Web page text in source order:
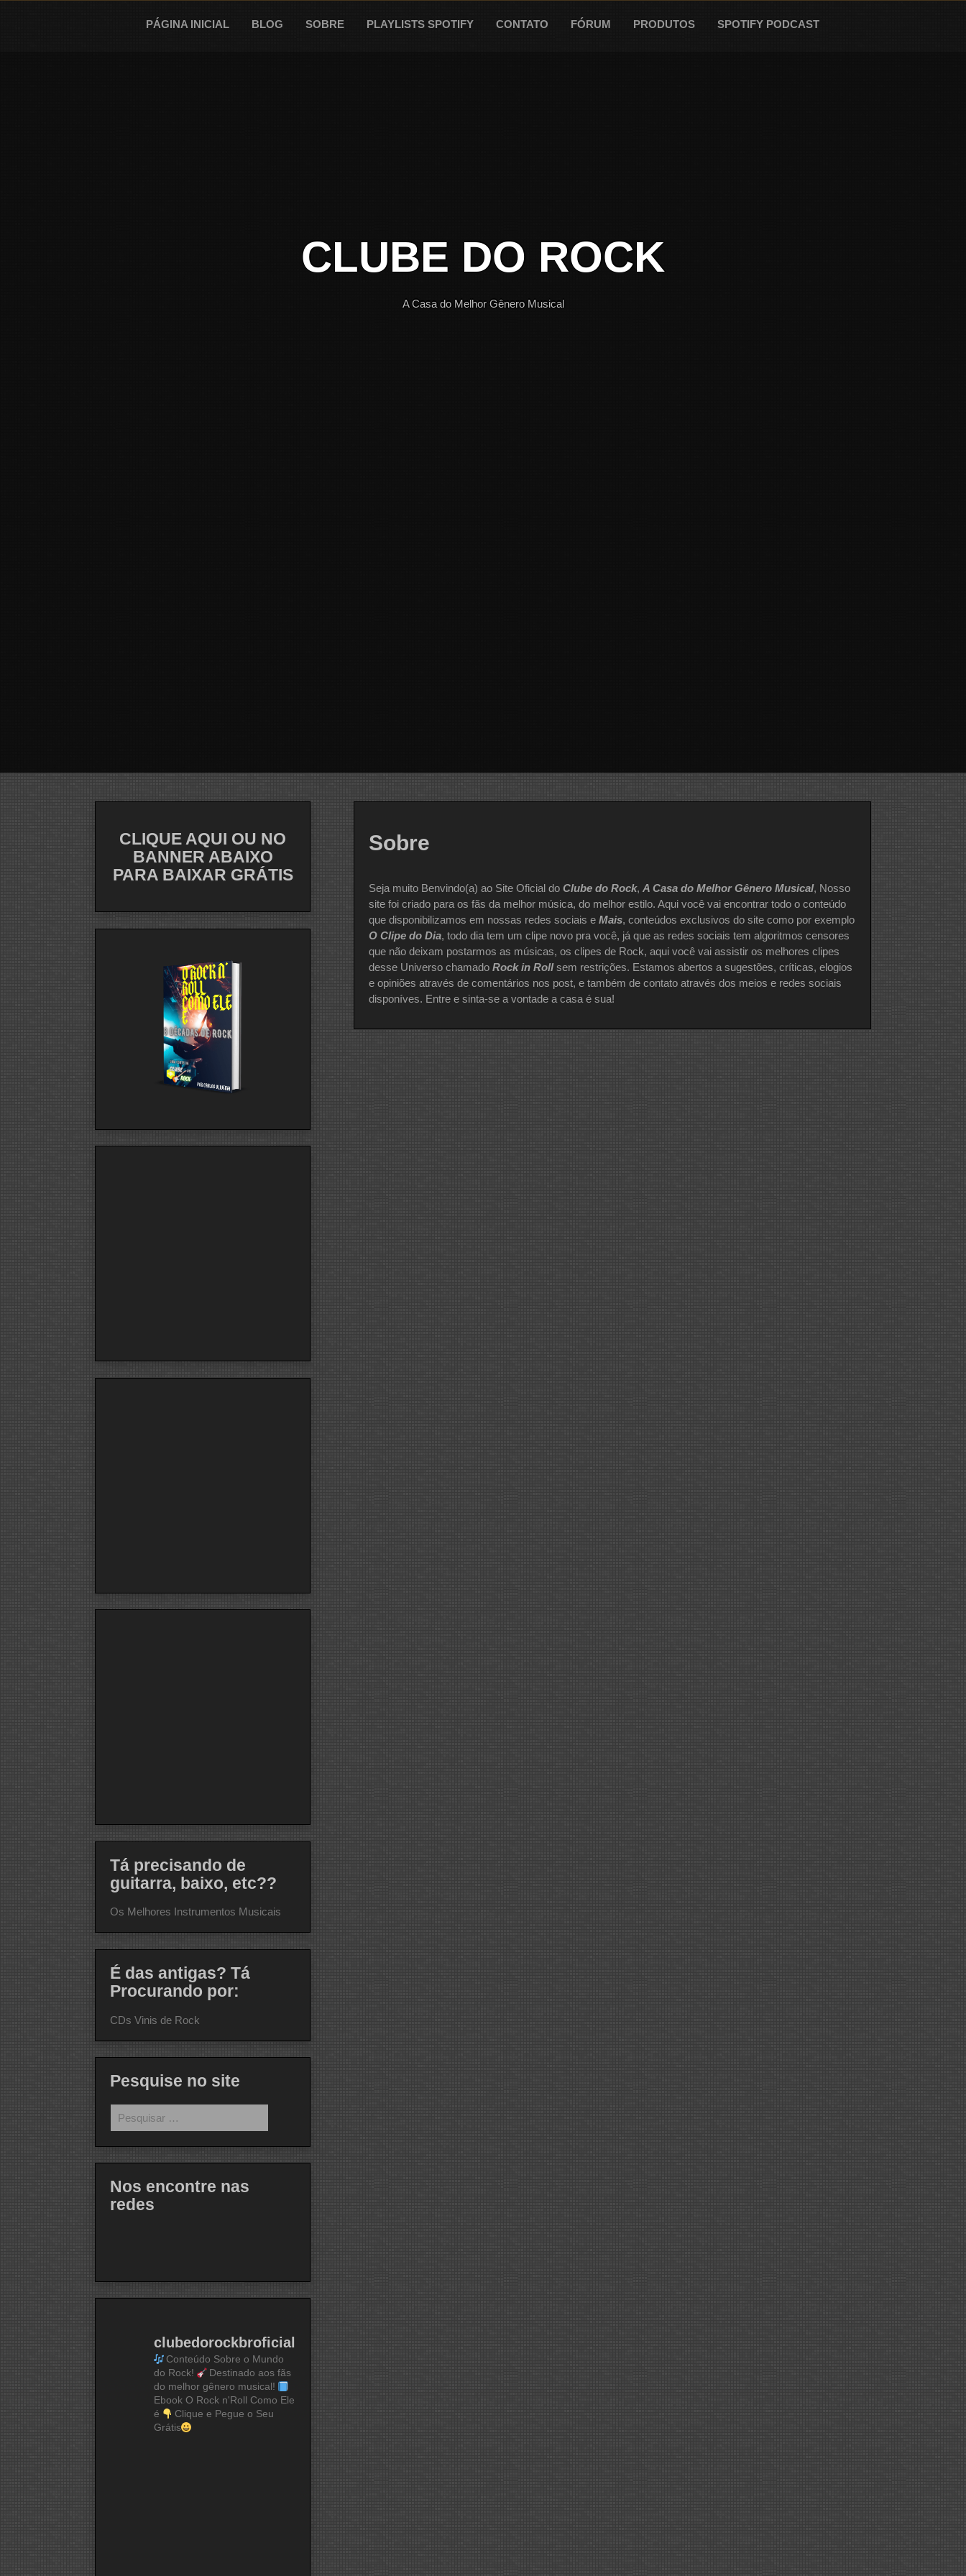
PÁGINA INICIAL BLOG SOBRE PLAYLISTS SPOTIFY CONTATO FÓRUM PRODUTOS SPOTIFY PODCAST
CLUBE DO ROCK
A Casa do Melhor Gênero Musical
Sobre
Seja muito Benvindo(a) ao Site Oficial do Clube do Rock, A Casa do Melhor Gênero Musical, Nosso
site foi criado para os fãs da melhor música, do melhor estilo. Aqui você vai encontrar todo o conteúdo
que disponibilizamos em nossas redes sociais e Mais, conteúdos exclusivos do site como por exemplo
O Clipe do Dia, todo dia tem um clipe novo pra você, já que as redes sociais tem algoritmos censores
que não deixam postarmos as músicas, os clipes de Rock, aqui você vai assistir os melhores clipes
desse Universo chamado Rock in Rollsem restrições. Estamos abertos a sugestões, críticas, elogios
e opiniões através de comentários nos post, e também de contato através dos meios e redes sociais
disponíves. Entre e sinta-se a vontade a casa é sua!
CLIQUE AQUI OU NO
BANNER ABAIXO
PARA BAIXAR GRÁTIS
Tá precisando de
guitarra, baixo, etc??
Os Melhores Instrumentos Musicais
É das antigas? Tá
Procurando por:
CDs Vinis de Rock
Pesquise no site
por:
Nos encontre nas
redes
clubedorockbroficial
Conteúdo Sobre o Mundo
do Rock!
Destinado aos fãs
do melhor gênero musical!
Ebook O Rock n'Roll Como Ele
é
Clique e Pegue o Seu
Grátis